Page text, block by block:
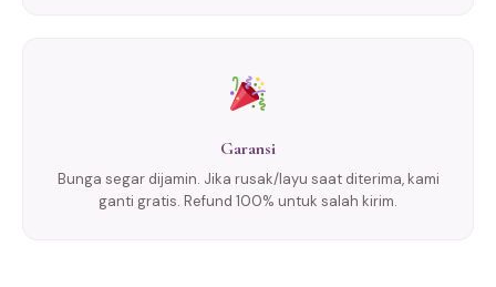
Garansi
Bunga segar dijamin. Jika rusak/layu saat diterima, kami
ganti gratis. Refund 100% untuk salah kirim.